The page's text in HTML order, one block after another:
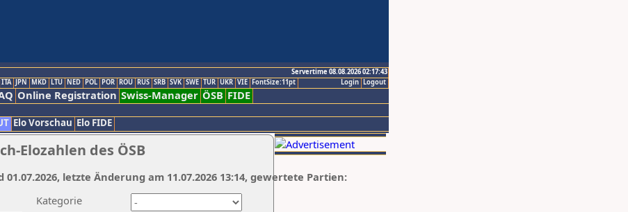
Servertime 08.08.2026 02:17:43
Logout
Login
ITA JPN MKD LTU NED POL POR ROU RUS SRB SVK SWE TUR UKR VIE FontSize:11pt
Online Registration Swiss-Manager ÖSB FIDE
Elo Vorschau Elo FIDE
Elozahlen des ÖSB
Kategorie
01.07.2026, letzte Änderung am 11.07.2026 13:14, gewertete Partien: